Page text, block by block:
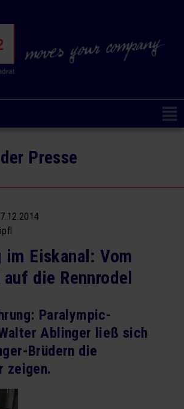
Kulturentwicklung
für Firmen
für Firmen
Presse
Eiskanal: Vom
die Rennrodel
Paralympic-
Ablinger ließ sich
Brüdern die
zeigen.